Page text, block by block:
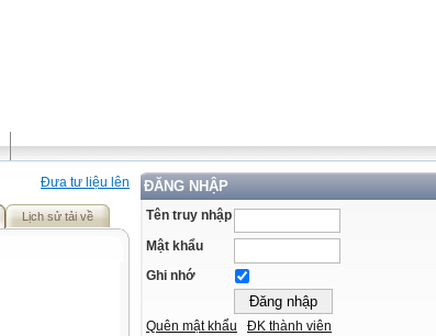
ĐĂNG NHẬP
Tên truy nhập
Mật khẩu
Ghi nhớ
Quên mật khẩu ĐK thành viên
Đưa tư liệu lên
Lịch sử tải về